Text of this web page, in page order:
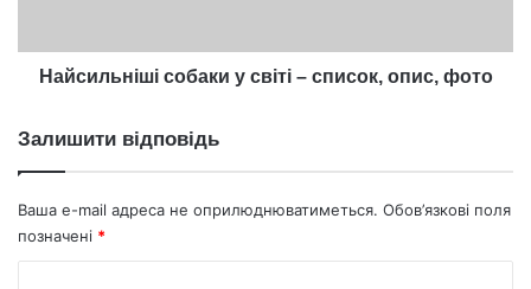
Найсильніші собаки у світі – список, опис, фото
Залишити відповідь
Ваша e-mail адреса не оприлюднюватиметься. Обов’язкові поля
позначені *